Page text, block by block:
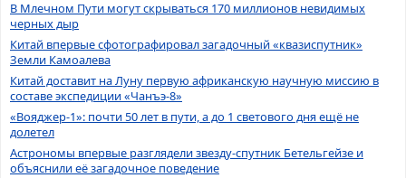
В Млечном Пути могут скрываться 170 миллионов невидимых
черных дыр
Китай впервые сфотографировал загадочный «квазиспутник»
Земли Камоалева
Китай доставит на Луну первую африканскую научную миссию в
составе экспедиции «Чанъэ-8»
«Вояджер-1»: почти 50 лет в пути, а до 1 светового дня ещё не
долетел
Астрономы впервые разглядели звезду-спутник Бетельгейзе и
объяснили её загадочное поведение